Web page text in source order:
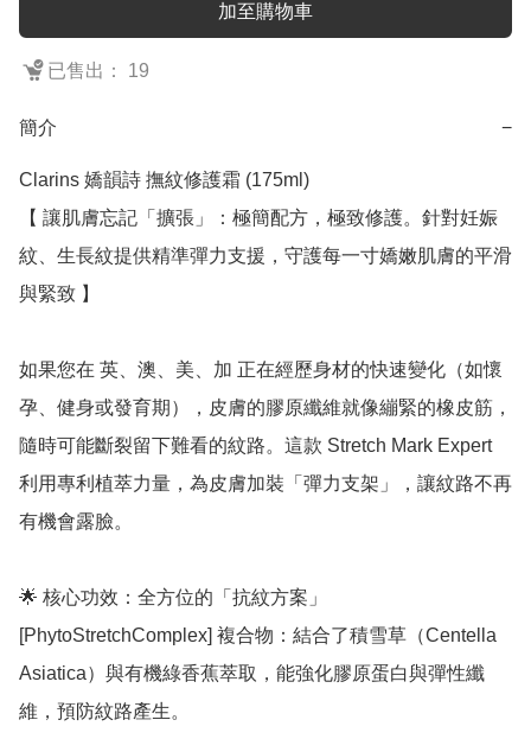
加至購物車
已售出： 19
簡介 −
Clarins 嬌韻詩 撫紋修護霜 (175ml)
【 讓肌膚忘記「擴張」：極簡配方，極致修護。針對妊娠
紋、生長紋提供精準彈力支援，守護每一寸嬌嫩肌膚的平滑
與緊致 】
如果您在 英、澳、美、加 正在經歷身材的快速變化（如懷
孕、健身或發育期），皮膚的膠原纖維就像繃緊的橡皮筋，
隨時可能斷裂留下難看的紋路。這款 Stretch Mark Expert
利用專利植萃力量，為皮膚加裝「彈力支架」，讓紋路不再
有機會露臉。
🌟 核心功效：全方位的「抗紋方案」
[PhytoStretchComplex] 複合物：結合了積雪草（Centella
Asiatica）與有機綠香蕉萃取，能強化膠原蛋白與彈性纖
維，預防紋路產生。